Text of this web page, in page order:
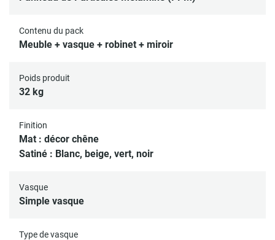
encombrer le plan vasque.
Bonde et siphon non inclus
Meuble livré à monter soi-même
Tous nos meubles sous vasque sont conçus avec l'espace
robinetterie.
La robinetterie doit être dans le mur avec une arrivée sous
Contenu du pack
Meuble + vasque + robinet + miroir
Poids produit
32 kg
Finition
Mat : décor chêne
Satiné : Blanc, beige, vert, noir
Vasque
Simple vasque
Type de vasque